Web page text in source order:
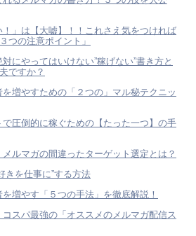
！」は【大嘘】！！これさえ気をつければ
つの注意ポイント」
対にやってはいけない”稼げない”書き方と
ですか？
を増やすための「２つの」マル秘テクニッ
圧倒的に稼ぐための【たった一つ】の手
メルマガの間違ったターゲット選定とは？
きを仕事に”する方法
を増やす「５つの手法」を徹底解説！
コスパ最強の「オススメのメルマガ配信ス